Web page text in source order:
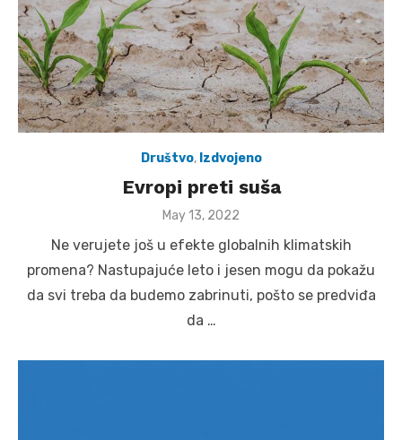
Društvo, Izdvojeno
Evropi preti suša
Posted
May 13, 2022
Ne verujete još u efekte globalnih klimatskih
promena? Nastupajuće leto i jesen mogu da pokažu
da svi treba da budemo zabrinuti, pošto se predviđa
da …